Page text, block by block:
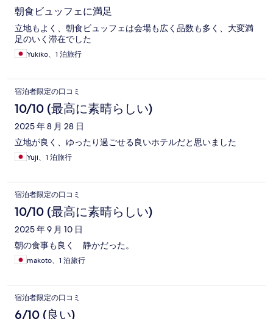
朝食ビュッフェに満足
立地もよく、朝食ビュッフェは会場も広く品数も多く、大変満
足のいく滞在でした
Yukiko、1 泊旅行
宿泊者限定の口コミ
10/10 (最高に素晴らしい)
2025 年 8 月 28 日
立地が良く、ゆったり過ごせる良いホテルだと思いました
Yuji、1 泊旅行
宿泊者限定の口コミ
10/10 (最高に素晴らしい)
2025 年 9 月 10 日
朝の食事も良く 静かだった。
makoto、1 泊旅行
宿泊者限定の口コミ
6/10 (良い)